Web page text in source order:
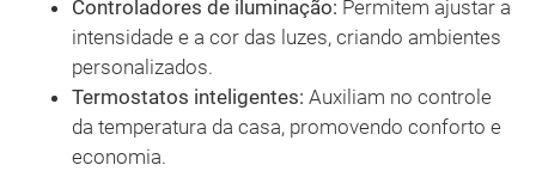
Controladores de iluminação: Permitem ajustar a
intensidade e a cor das luzes, criando ambientes
personalizados.
Termostatos inteligentes: Auxiliam no controle
da temperatura da casa, promovendo conforto e
economia.